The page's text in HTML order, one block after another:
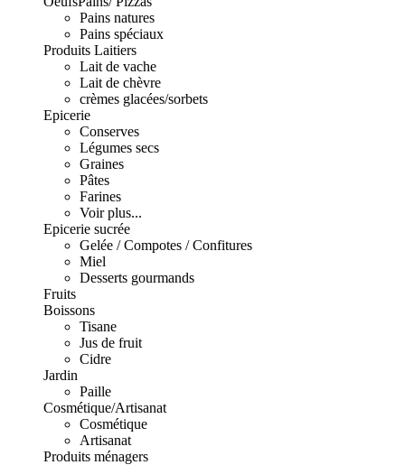
Pains natures
Pains spéciaux
Produits Laitiers
Lait de vache
Lait de chèvre
crèmes glacées/sorbets
Epicerie
Conserves
Légumes secs
Graines
Pâtes
Farines
Voir plus...
Epicerie sucrée
Gelée / Compotes / Confitures
Miel
Desserts gourmands
Fruits
Boissons
Tisane
Jus de fruit
Cidre
Jardin
Paille
Cosmétique/Artisanat
Cosmétique
Artisanat
Produits ménagers